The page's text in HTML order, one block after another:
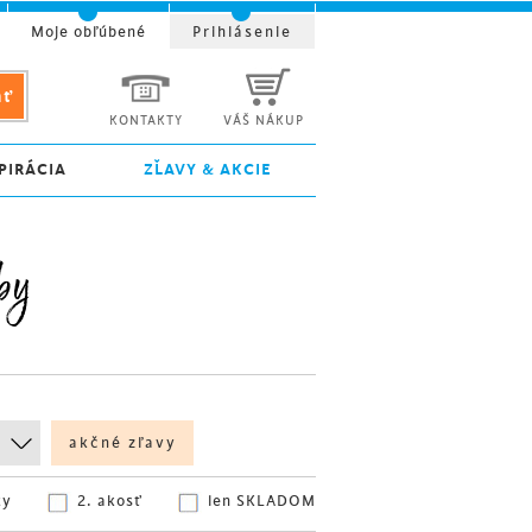
akčné zľavy
len SKLADOM
2. akosť
KONTAKTY VÁŠ NÁKUP
ZĽAVY & AKCIE
Moje obľúbené Prihlásenie